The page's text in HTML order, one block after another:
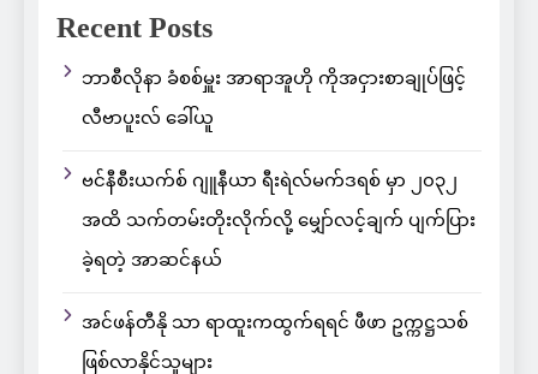
Recent Posts
ဘာစီလိုနာ ခံစစ်မှူး အာရာအူဟို ကိုအငှားစာချုပ်ဖြင့်
လီဗာပူးလ် ခေါ်ယူ
ဗင်နီစီးယက်စ် ဂျူနီယာ ရီးရဲလ်မက်ဒရစ် မှာ ၂၀၃၂
အထိ သက်တမ်းတိုးလိုက်လို့ မျှော်လင့်ချက် ပျက်ပြား
ခဲ့ရတဲ့ အာဆင်နယ်
အင်ဖန်တီနို သာ ရာထူးကထွက်ရရင် ဖီဖာ ဥက္ကဋ္ဌသစ်
ဖြစ်လာနိုင်သူများ